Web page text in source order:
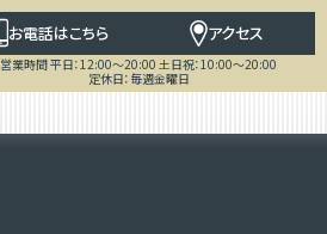
お電話はこちら アクセス
営業時間 平日：12:00～20:00 土日祝：10:00～20:00
定休日：毎週金曜日